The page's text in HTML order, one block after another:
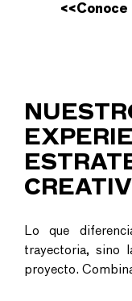
<<
Lo que
trayectoria, sino
proyecto.